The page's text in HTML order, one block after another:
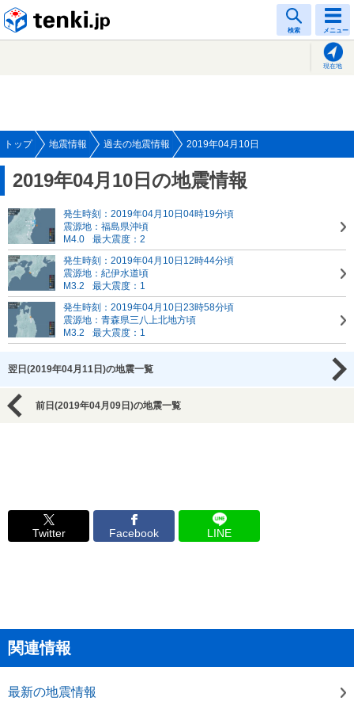
検索 メニュー
現在地
トップ 地震情報 過去の地震情報 2019年04月10日
2019年04月10日の地震情報
発生時刻：2019年04月10日04時19分頃
震源地：福島県沖頃
M4.0
最大震度：2
発生時刻：2019年04月10日12時44分頃
震源地：紀伊水道頃
M3.2
最大震度：1
発生時刻：2019年04月10日23時58分頃
震源地：青森県三八上北地方頃
M3.2
最大震度：1
翌日(2019年04月11日)の地震一覧
前日(2019年04月09日)の地震一覧
Twitter Facebook LINE
関連情報
最新の地震情報